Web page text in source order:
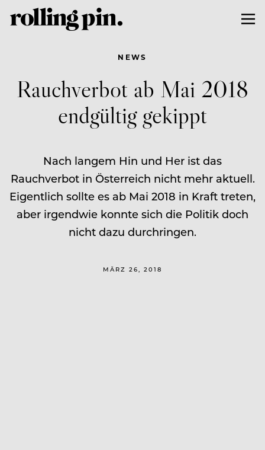
NEWS
Rauchverbot ab Mai 2018
endgültig gekippt
Nach langem Hin und Her ist das
Rauchverbot in Österreich nicht mehr aktuell.
Eigentlich sollte es ab Mai 2018 in Kraft treten,
aber irgendwie konnte sich die Politik doch
nicht dazu durchringen.
MÄRZ 26, 2018